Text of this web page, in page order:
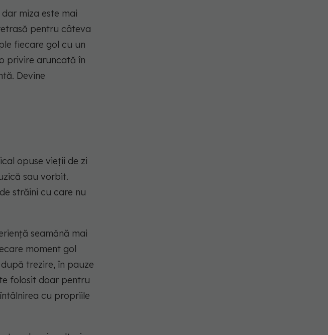
miza este mai
pentru câteva
fiecare gol cu un
privire aruncată în
Devine
opuse vieții de zi
sau vorbit.
străini cu care nu
seamănă mai
moment gol
trezire, în pauze
folosit doar pentru
cu propriile